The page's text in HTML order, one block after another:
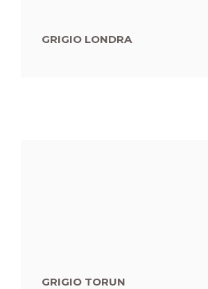
GRIGIO LONDRA
GRIGIO TORUN